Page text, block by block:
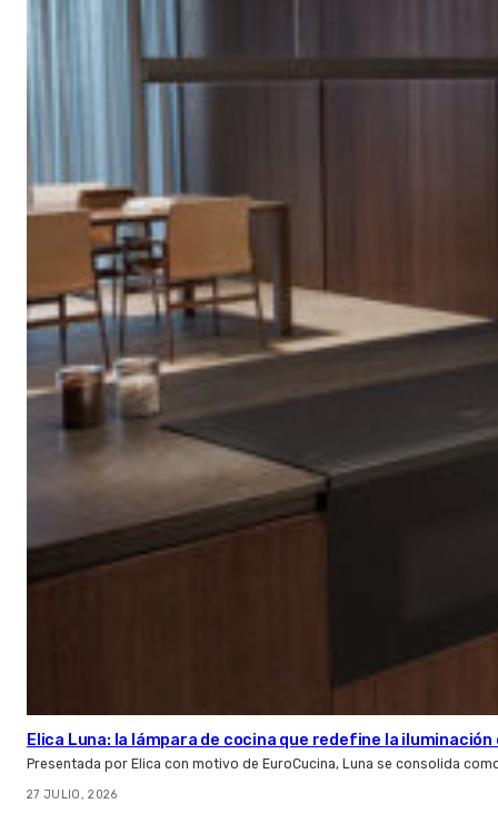
Elica Luna: la lámpara de cocina que redefine la
Presentada por Elica con motivo de EuroCucina, Luna se consolida
27 JULIO, 2026